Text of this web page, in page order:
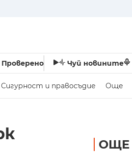
Чуй новините
Сигурност и правосъдие Още
ОЩЕ